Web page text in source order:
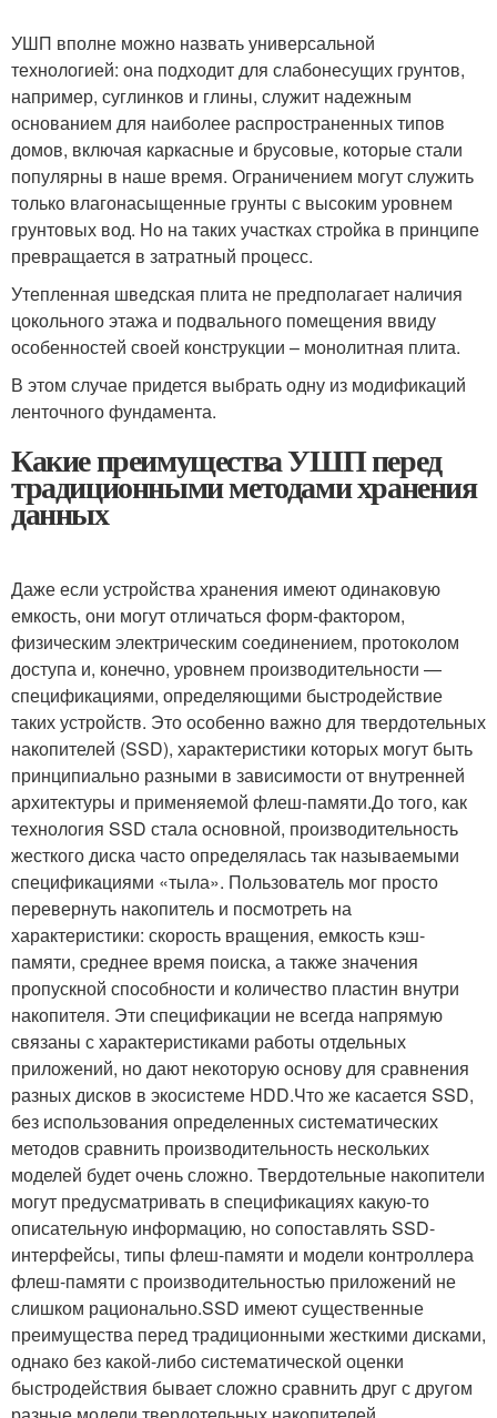
УШП вполне можно назвать универсальной
технологией: она подходит для слабонесущих грунтов,
например, суглинков и глины, служит надежным
основанием для наиболее распространенных типов
домов, включая каркасные и брусовые, которые стали
популярны в наше время. Ограничением могут служить
только влагонасыщенные грунты с высоким уровнем
грунтовых вод. Но на таких участках стройка в принципе
превращается в затратный процесс.
Утепленная шведская плита не предполагает наличия
цокольного этажа и подвального помещения ввиду
особенностей своей конструкции – монолитная плита.
В этом случае придется выбрать одну из модификаций
ленточного фундамента.
Какие преимущества УШП перед
традиционными методами хранения
данных
Даже если устройства хранения имеют одинаковую
емкость, они могут отличаться форм-фактором,
физическим электрическим соединением, протоколом
доступа и, конечно, уровнем производительности —
спецификациями, определяющими быстродействие
таких устройств. Это особенно важно для твердотельных
накопителей (SSD), характеристики которых могут быть
принципиально разными в зависимости от внутренней
архитектуры и применяемой флеш-памяти.До того, как
технология SSD стала основной, производительность
жесткого диска часто определялась так называемыми
спецификациями «тыла». Пользователь мог просто
перевернуть накопитель и посмотреть на
характеристики: скорость вращения, емкость кэш-
памяти, среднее время поиска, а также значения
пропускной способности и количество пластин внутри
накопителя. Эти спецификации не всегда напрямую
связаны с характеристиками работы отдельных
приложений, но дают некоторую основу для сравнения
разных дисков в экосистеме HDD.Что же касается SSD,
без использования определенных систематических
методов сравнить производительность нескольких
моделей будет очень сложно. Твердотельные накопители
могут предусматривать в спецификациях какую-то
описательную информацию, но сопоставлять SSD-
интерфейсы, типы флеш-памяти и модели контроллера
флеш-памяти с производительностью приложений не
слишком рационально.SSD имеют существенные
преимущества перед традиционными жесткими дисками,
однако без какой-либо систематической оценки
быстродействия бывает сложно сравнить друг с другом